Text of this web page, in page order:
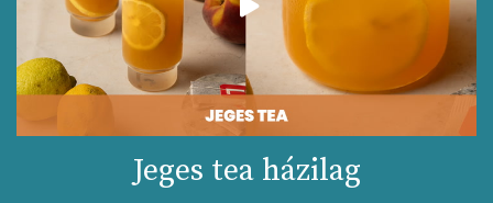
Jeges tea házilag